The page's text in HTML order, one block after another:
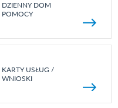
DZIENNY DOM
POMOCY
KARTY USŁUG /
WNIOSKI